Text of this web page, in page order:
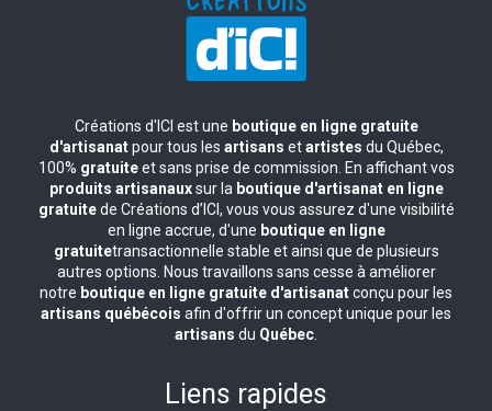
Créations d'ICI est une boutique en ligne gratuite
d'artisanatpour tous les artisans etartistes du Québec,
100% gratuiteet sans prise de commission. En affichant vos
produits artisanauxsur la boutique d'artisanat en ligne
gratuitede Créations d’ICI, vous vous assurez d'une visibilité
en ligne accrue, d'une boutique en ligne
gratuitetransactionnelle stable et ainsi que de plusieurs
autres options. Nous travaillons sans cesse à améliorer
notre boutique en ligne gratuite d'artisanatconçu pour les
artisans québécois afin d'offrir un concept unique pour les
artisans du Québec
Liens rapides